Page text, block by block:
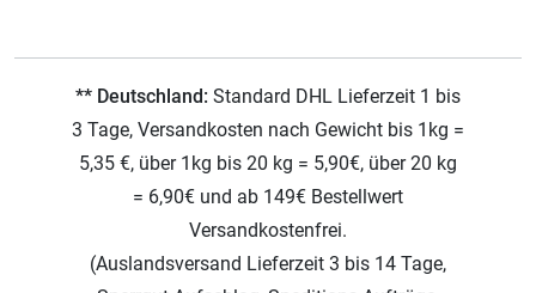
** Deutschland: Standard DHL Lieferzeit 1 bis
3 Tage, Versandkosten nach Gewicht bis 1kg =
5,35 €, über 1kg bis 20 kg = 5,90€, über 20 kg
= 6,90€ und ab 149€ Bestellwert
Versandkostenfrei.
(Auslandsversand Lieferzeit 3 bis 14 Tage,